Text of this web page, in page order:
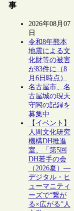
事
2026年08月07
日
令和8年熊本
地震による文
化財等の被害
が83件に（8
月6日時点）
名古屋市、名
古屋城の現天
守閣の記録を
募集中
【イベント】
人間文化研究
機構DH推進
室、「第5回
DH若手の会
（2026夏）―
デジタル・ヒ
ューマニティ
ーズで“繋が
る×広がる”人